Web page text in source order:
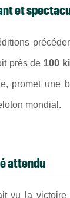
et
près de 100
promet une
mondial.
attendu
vu la victoire